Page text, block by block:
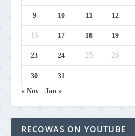
9 10 11 12
16 17 18 19
23 24 25 26
30
31
« Nov
Jan »
RECOWAS ON YOUTUBE